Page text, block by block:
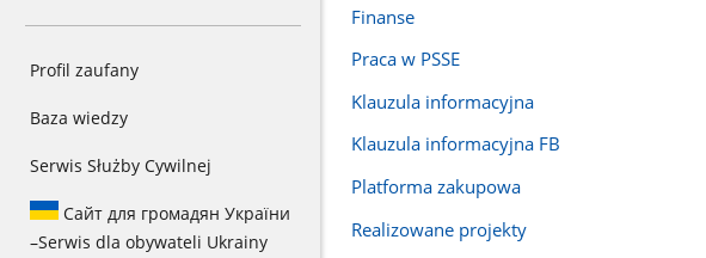
Profil zaufany
Baza wiedzy
Serwis Służby Cywilnej
Сайт для громадян України
–Serwis dla obywateli Ukrainy
Finanse
Praca w PSSE
Klauzula informacyjna
Klauzula informacyjna FB
Platforma zakupowa
Realizowane projekty